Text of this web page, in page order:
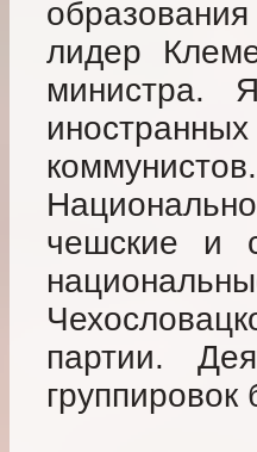
лидер
министра.
чешские и
партии.